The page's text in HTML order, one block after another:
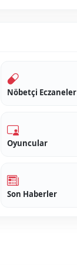
Nöbetçi Eczaneler
Oyuncular
Son Haberler